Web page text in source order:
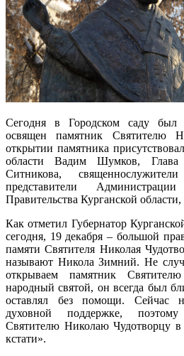
Сегодня в Городском саду был
освящен памятник Святителю
открытии памятника
области Вадим Шумков, Глава
Ситникова,
представители
Правительства Курганской
Как отметил Губернатор
сегодня, 19 декабря – большой
памяти Святителя Николая
называют Никола Зимний. Не
открываем памятник
народный святой, он всегда был
оставлял без помощи. Сейчас
духовной поддержке,
Святителю Николаю Чудотворцу в
кстати».